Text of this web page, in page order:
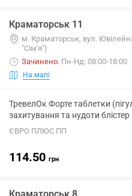
Краматорськ 11
м. Краматорськ, вул.
"Сім'я")
Зачинено. Пн-Нд: 08:00-18:00
На мапі
ТревелОк Форте таблетки
захитування та нудоти
ЄВРО ПЛЮС ПП
114.50 грн